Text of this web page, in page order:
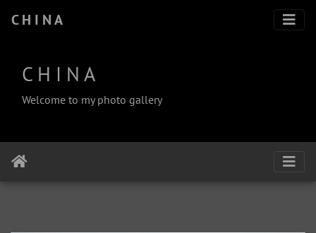
C H I N A
C H I N A
Welcome to my photo gallery